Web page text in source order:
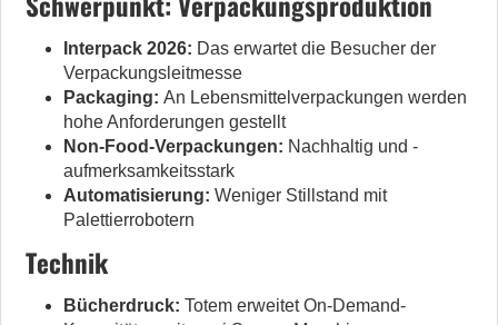
Interpack 2026: Das erwartet die Besucher der
Verpackungsleitmesse
Packaging: An Lebensmittelverpackungen werden
hohe Anforderungen gestellt
Non-Food-Verpackungen: Nachhaltig und ­
aufmerksamkeitsstark
Automatisierung: Weniger Stillstand mit
Palettierrobotern
Technik
Bücherdruck: Totem erweitet On-Demand-